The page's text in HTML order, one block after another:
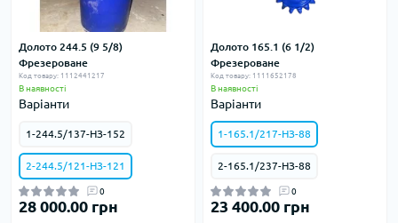
Долото 244.5 (9 5/8)
Фрезероване
Код товару: 1112441217
В наявності
Варіанти
1-244.5/137-НЗ-152
2-244.5/121-НЗ-121
0
28 000.00 грн
Долото 165.1 (6 1/2)
Фрезероване
Код товару: 1111652178
В наявності
Варіанти
1-165.1/217-НЗ-88
2-165.1/237-НЗ-88
0
23 400.00 грн